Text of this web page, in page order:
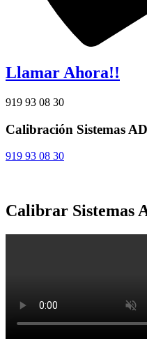
Llamar Ahora!!
919 93 08 30
Calibración Sistemas
919 93 08 30
Calibrar Sistemas